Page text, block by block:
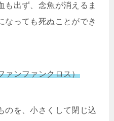
も出ず、念魚が消えるま
なっても死ぬことができ
ァンファンクロス）
のを、小さくして閉じ込